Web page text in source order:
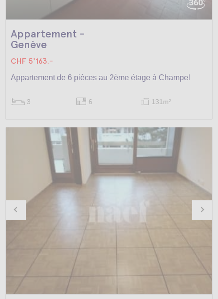
Appartement -
Genève
CHF 5'163.-
Appartement de 6 pièces au 2ème étage à Champel
3 6 131m2